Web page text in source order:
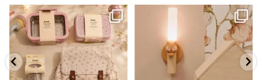
✨ חוזרים למסגרת בסטייל! ✨
הקולקציה החדשה...
9 4
גם פריט עיצובי לחדר, גם מנורת לילה
...
3 0